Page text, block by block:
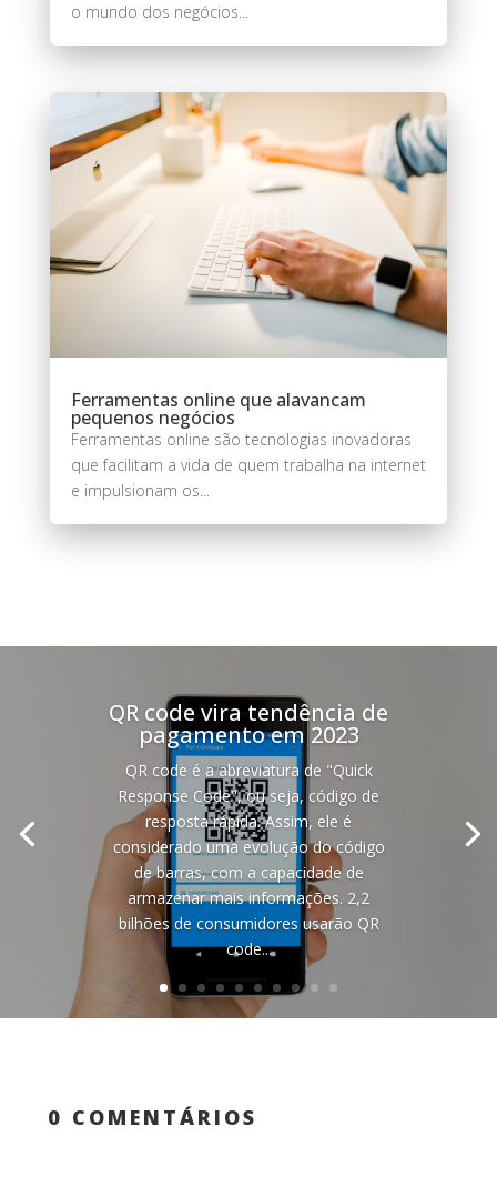
o mundo dos negócios...
Ferramentas online que alavancam
pequenos negócios
Ferramentas online são tecnologias inovadoras
que facilitam a vida de quem trabalha na internet
e impulsionam os...
QR code vira tendência de
pagamento em 2023
QR code é a abreviatura de "Quick
Response Code", ou seja, código de
resposta rápida. Assim, ele é
considerado uma evolução do código
de barras, com a capacidade de
armazenar mais informações. 2,2
bilhões de consumidores usarão QR
code...
0 COMENTÁRIOS